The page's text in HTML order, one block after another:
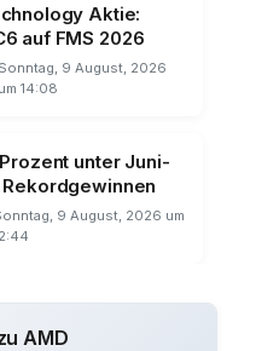
Aktie:
auf FMS 2026
Sonntag, 9 August, 2026
um 14:08
unter Juni-
9 August, 2026 um
AMD